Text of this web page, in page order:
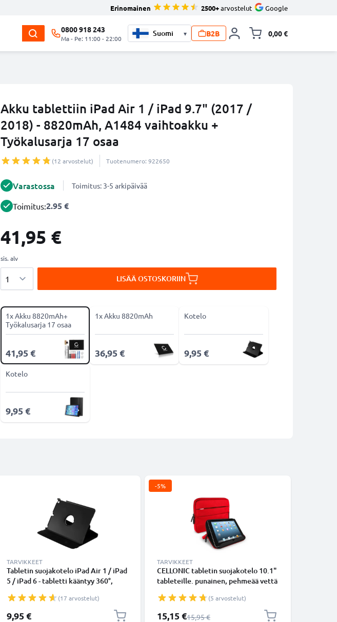
Erinomainen 2500+arvostelut Google
0800 918 243
Ma - Pe: 11:00 - 22:00
▾ B2B 0,00 €
Akku tablettiin iPad Air 1 / iPad 9.7" (2017 /
2018) - 8820mAh, A1484 vaihtoakku +
Työkalusarja 17 osaa
(12 arvostelut) Tuotenumero: 922650
Varastossa Toimitus: 3-5 arkipäivää
Toimitus:2.95 €
41,95 €
sis. alv
LISÄÄ OSTOSKORIIN
1x Akku 8820mAh+
Työkalusarja 17 osaa
41,95 €
1x Akku 8820mAh
36,95 €
Kotelo
9,95 €
Kotelo
9,95 €
TARVIKKEET
Tabletin suojakotelo iPad Air 1 / iPad
5 / iPad 6 - tabletti kääntyy 360°,
kotelo
(17 arvostelut)
9,95 €
-5%
TARVIKKEET
CELLONIC tabletin suojakotelo 10.1"
tableteille. punainen, pehmeää vettä
pehmuste, toimii myös jalustana
(5 arvostelut)
Erikoishinta
15,15 €Normaali hinta
15,95 €